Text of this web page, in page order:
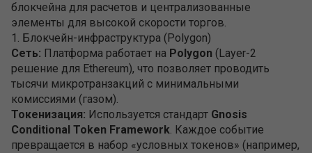
блокчейна для расчетов и централизованные
элементы для высокой скорости торгов.
1. Блокчейн-инфраструктура (Polygon)
Сеть: Платформа работает на Polygon (Layer-2
решение для Ethereum), что позволяет проводить
тысячи микротранзакций с минимальными
комиссиями (газом).
Токенизация: Используется стандарт Gnosis
Conditional Token Framework. Каждое событие
превращается в набор «условных токенов» (например,